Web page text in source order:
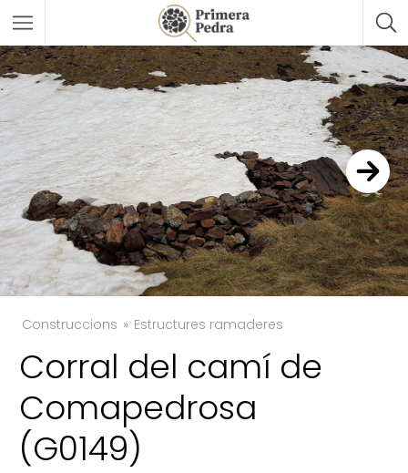
Construccions Estructures ramaderes
Corral del camí de
Comapedrosa
(G0149)